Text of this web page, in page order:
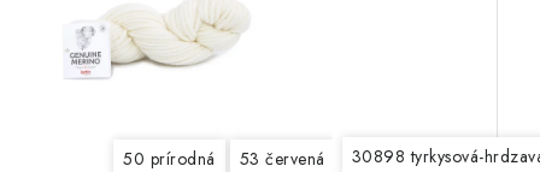
50 prírodná 53 červená 54 žltá 55 svetlá žltá
30898 tyrkysová-